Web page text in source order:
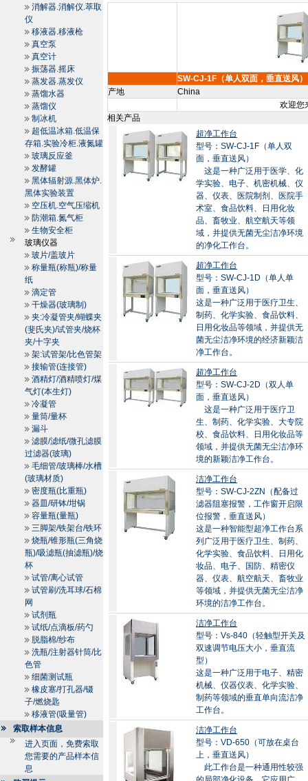
消解器.消解仪.萃取
仪
移液器.移液枪
真空泵
真空计
振荡器.摇床
蒸发器.蒸发仪
蒸馏水器
蒸馏仪
制冰机
超低温冰箱.低温保
存箱.实验冷柜.液氮罐
玻璃反应釜
发酵罐
黑体辐射源.黑体炉.
黑体实验装置
空压机.空气压缩机
防潮箱.氮气柜
生物安全柜
玻璃仪器
玻片/盖玻片
称量瓶(称瓶)/称量
纸
滴定管
干燥器(玻璃制)
夹:冷凝管夹/蝴蝶夹
(斐氏夹)/试管夹/烧杯
夹/十字夹
架:试管架/比色管架
接输管(连接管)
酒精灯/酒精喷灯/煤
气灯(本生灯)
冷凝管
量筒/量杯
漏斗
滤膜/滤纸/微孔滤膜
过滤器(玻璃)
毛细管/玻璃棒/水槽
(玻璃材质)
密度瓶(比重瓶)
器皿/研钵/坩锅
容量瓶(量瓶)
三脚架/铁架台/铁环
烧瓶/锥形瓶(三角烧
瓶)/吸滤瓶(抽滤瓶)/烧
杯
试管/离心试管
试管刷/洗耳球/石棉
网
试剂瓶
试纸/点滴板/药勺
脱脂棉/纱布
洗瓶/注射器针筒/比
色管
细菌测试瓶
橡皮塞/打孔器/镊
子/燃烧匙
移液管(吸量管)
索取样本信息
进入页面，免费索取
您需要的产品样本信
息
SW-CJ-1F（单人双面，垂直送风）
产地
China
欢迎您
相关产品
超净工作台
型号：SW-CJ-1F（单人双
面，垂直送风）
这是一种广泛用于医学、化
学实验、电子、机密机械、仪
器、仪表、医院制剂、医院手
术室、食品饮料、日用化妆
品、畜牧业、航空航天等领
域，并提供无菌无尘洁净环境
的净化工作台。
超净工作台
型号：SW-CJ-1D（单人单
面，垂直送风）
这是一种广泛用于医疗卫生、
制药、化学实验、食品饮料、
日用化妆品等领域，并提供无
菌无尘洁净环境的经济新颖洁
净工作台。
超净工作台
型号：SW-CJ-2D（双人单
面，垂直送风）
这是一种广泛用于医疗卫
生、制药、化学实验、大专院
校、食品饮料、日用化妆品等
领域，并提供无菌无尘洁净环
境的新颖洁净工作台。
洁净工作台
型号：SW-CJ-2ZN（配备过
滤器阻塞报警，工作窗开启限
位报警，垂直送风）
这是一种智能型超净工作台系
列广泛用于医疗卫生、制药、
化学实验、食品饮料、日用化
妆品、电子、国防、精密仪
器、仪表、航空航天、畜牧业
等领域，并提供无菌无尘洁净
环境的洁净工作台。
洁净工作台
型号：Vs-840（轻触型开关及
双速调节电压大小，垂直流
型）
这是一种广泛用于电子、精密
机械、仪器仪表、化学实验、
制药等领域的垂直单向流洁净
工作台。
洁净工作台
型号：VD-650（可放在桌台
上，垂直送风）
此工作台是一种通用性较强